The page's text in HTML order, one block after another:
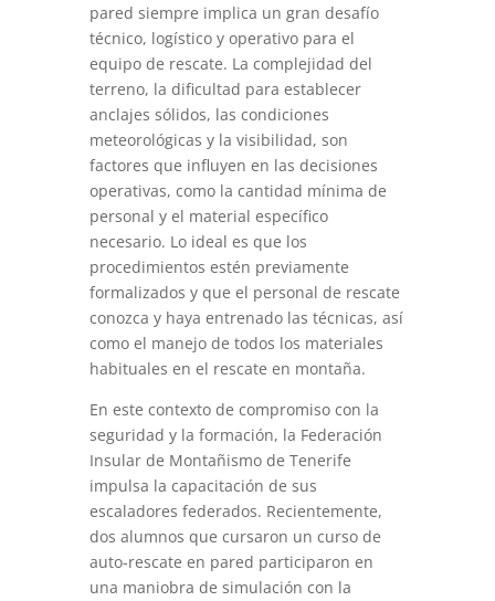
pared siempre implica un gran desafío
técnico, logístico y operativo para el
equipo de rescate. La complejidad del
terreno, la dificultad para establecer
anclajes sólidos, las condiciones
meteorológicas y la visibilidad, son
factores que influyen en las decisiones
operativas, como la cantidad mínima de
personal y el material específico
necesario. Lo ideal es que los
procedimientos estén previamente
formalizados y que el personal de rescate
conozca y haya entrenado las técnicas, así
como el manejo de todos los materiales
habituales en el rescate en montaña.
En este contexto de compromiso con la
seguridad y la formación, la Federación
Insular de Montañismo de Tenerife
impulsa la capacitación de sus
escaladores federados. Recientemente,
dos alumnos que cursaron un curso de
auto-rescate en pared participaron en
una maniobra de simulación con la